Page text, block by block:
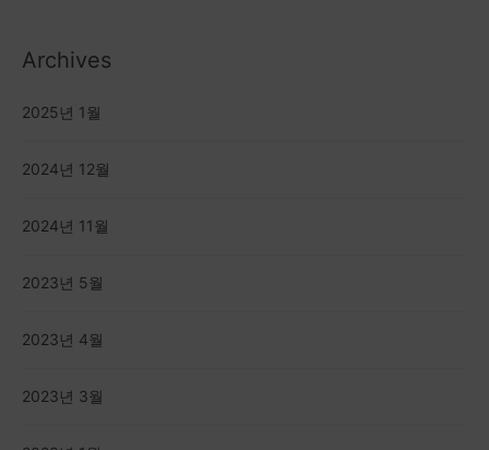
Archives
2025년 1월
2024년 12월
2024년 11월
2023년 5월
2023년 4월
2023년 3월